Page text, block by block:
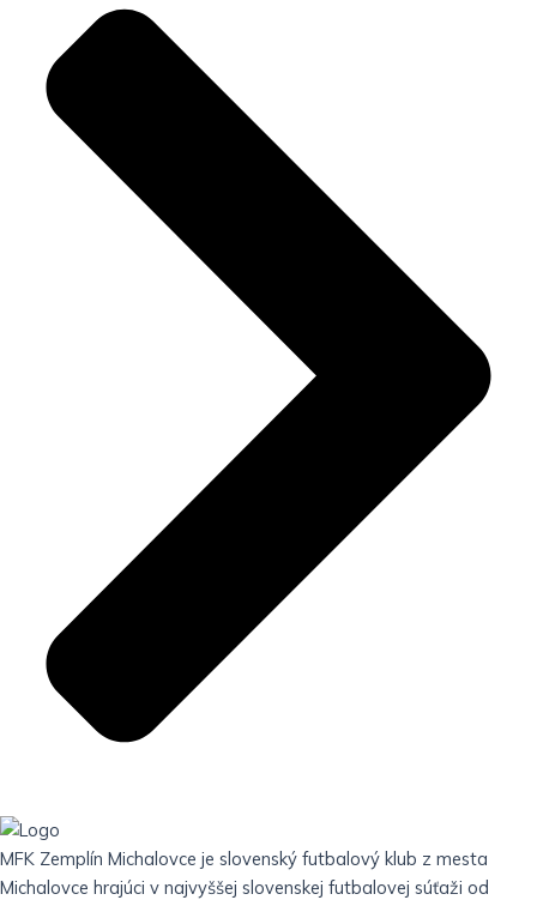
MFK Zemplín Michalovce je slovenský futbalový klub z mesta
Michalovce hrajúci v najvyššej slovenskej futbalovej súťaži od